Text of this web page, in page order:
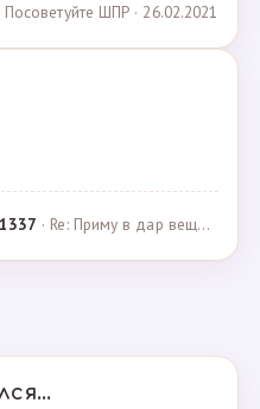
Посоветуйте ШПР · 26.02.2021
· Re: Приму в дар вещи на новорождённую девочку · 13.12.2024